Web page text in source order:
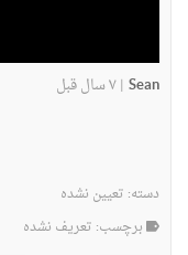
Sean
|۷ سال قبل
دسته: تعیین نشده
برچسب: تعریف نشده